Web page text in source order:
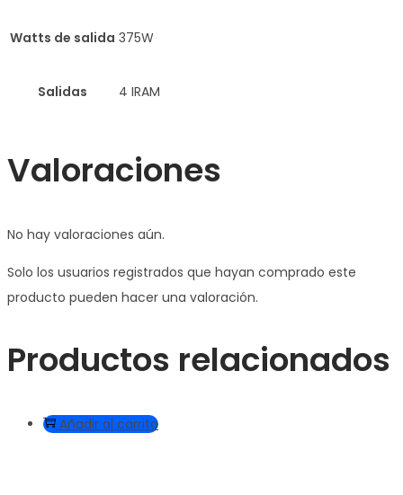
Watts de salida 375W
Salidas 4 IRAM
Valoraciones
No hay valoraciones aún.
Solo los usuarios registrados que hayan comprado este
producto pueden hacer una valoración.
Productos relacionados
Añadir al carrito